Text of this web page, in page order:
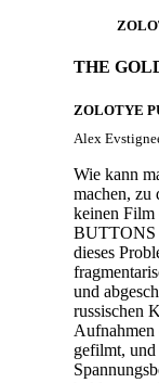
THE
ZOLOTYE
Alex
Wie kann
machen, zu
keinen
BUTTONS
dieses
und
russischen
Aufnahmen
gefilmt, und